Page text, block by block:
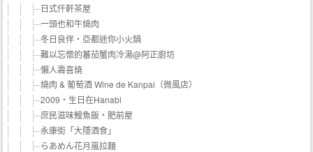
日式仟軒茶屋
一頭也和牛燒肉
冬日良伴‧亞都迷你小火鍋
難以忘懷的蕃茄蟹肉冷湯@阿正廚坊
懶人壽喜燒
燒肉 & 葡萄酒 Wine de Kanpai（微風店）
2009‧生日在Hanabi
庶民滋味鰻魚飯‧肥前屋
永康街「大隱酒食」
らあめん花月嵐拉麵